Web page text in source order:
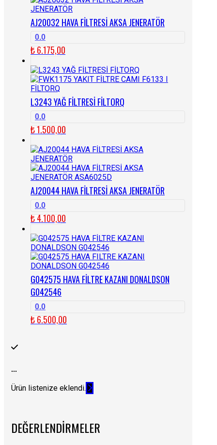
AJ20032 HAVA FİLTRESİ AKSA JENERATÖR
0.0
₺6.175,00
L3243 YAĞ FİLTRESİ FİLTORQ
0.0
₺1.500,00
AJ20044 HAVA FİLTRESİ AKSA JENERATÖR
0.0
₺4.100,00
G042575 HAVA FİLTRE KAZANI DONALDSON
G042546
0.0
₺6.500,00
...
Ürün listenize eklendi.
DEĞERLENDIRMELER